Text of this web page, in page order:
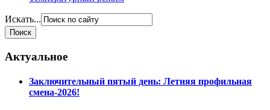
Искать...
Актуальное
Заключительный пятый день: Летняя профильная
смена-2026!